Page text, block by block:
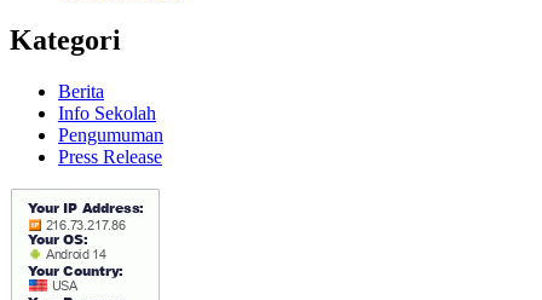
Kategori
Berita
Info Sekolah
Pengumuman
Press Release